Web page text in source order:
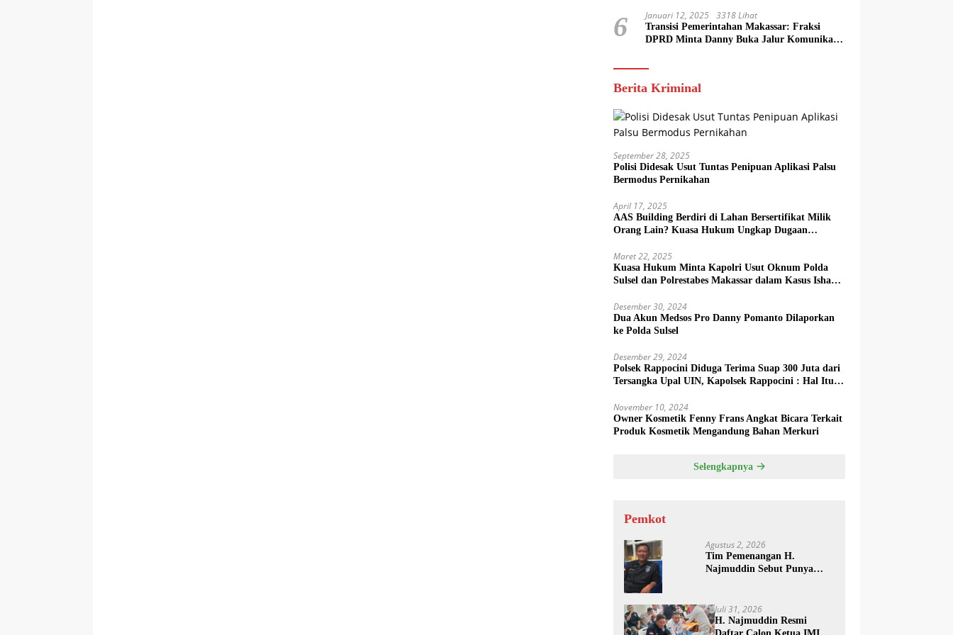
6 Januari 12, 2025 3318 Lihat
Transisi Pemerintahan Makassar: Fraksi
DPRD Minta Danny Buka Jalur Komunikasi
Berita Kriminal
September 28, 2025
Polisi Didesak Usut Tuntas Penipuan Aplikasi Palsu
Bermodus Pernikahan
April 17, 2025
AAS Building Berdiri di Lahan Bersertifikat Milik
Orang Lain? Kuasa Hukum Ungkap Dugaan
Maret 22, 2025
Kuasa Hukum Minta Kapolri Usut Oknum Polda
Sulsel dan Polrestabes Makassar dalam Kasus Ishak
Desember 30, 2024
Dua Akun Medsos Pro Danny Pomanto Dilaporkan
ke Polda Sulsel
Desember 29, 2024
Polsek Rappocini Diduga Terima Suap 300 Juta dari
Tersangka Upal UIN, Kapolsek Rappocini : Hal Itu
November 10, 2024
Owner Kosmetik Fenny Frans Angkat Bicara Terkait
Produk Kosmetik Mengandung Bahan Merkuri
Selengkapnya
Pemkot
Agustus 2, 2026
Tim Pemenangan H.
Najmuddin Sebut Punya
Waktu
Juli 31, 2026
H. Najmuddin Resmi